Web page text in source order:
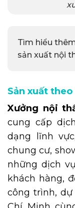
Tìm hiểu
sản xuất nội
Sản xuất theo
Xưởng nội
cung cấp
dạng lĩnh
chung cư,
những dịch
khách hàng,
công trình, dự